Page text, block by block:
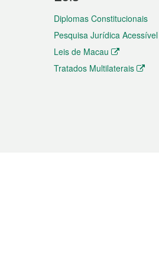
Diplomas Constitucionais
Pesquisa Jurídica Acessível
Leis de Macau
Tratados Multilaterais